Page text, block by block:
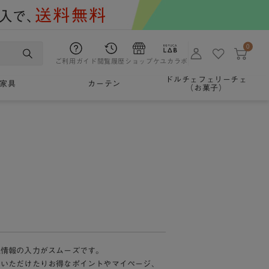
ご利用ガイド 閲覧履歴 ショップケユカラボ
0
家具 カーテン
ドルチェフェリーチェ
（お菓子）
報の入力がスムーズです。
ただけたりお得なポイントやマイページ、